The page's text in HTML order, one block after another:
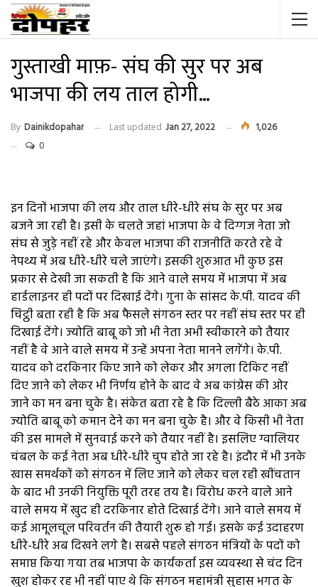
गुस्ताखी माफ़- संघ की सुर पर अब
भाजपा की लय ताल होगी…
By Dainikdopahar Last updated Jan 27, 2022
1,026
0
इन दिनों भाजपा की लय और ताल धीरे-धीरे संघ के सुर पर अब
बजने जा रही है। इसी के चलते जहां भाजपा के वे दिग्गज नेता जो
संघ से जुड़े नहीं रहे और केवल भाजपा की राजनीति करते रहे वे
नेपथ्य में अब धीरे-धीरे चले जाएंगे। इसकी शुरुआत भी कुछ इस
प्रकार से देखी जा सकती है कि आने वाले समय में भाजपा में अब
हार्डलाइनर ही पदों पर दिखाई देंगे। गुना के सांसद के.पी. यादव की
चिट्ठी बता रही है कि अब फैसले संगठन स्तर पर नहीं संघ स्तर पर ही
दिखाई देंगे। ज्योति बाबू को जो भी नेता अभी स्वीकारने को तैयार
नहीं है वे आने वाले समय में उन्हें अपना नेता मानने लगेंगे। के.पी.
यादव को दरकिनार किए जाने को लेकर और अगला टिकिट नहीं
दिए जाने को लेकर भी निर्णय होने के बाद वे अब कांग्रेस की ओर
जाने का मन बना चुके है। संकेत बता रहे है कि दिल्ली बैठे आका अब
ज्योति बाबू को कमान देने का मन बना चुके है। और वे किसी भी नेता
की इस मामले में सुनवाई करने को तैयार नहीं है। इसलिए ग्वालियर
चंबल के कई नेता अब धीरे-धीरे चुप होते जा रहे है। इंदौर में भी उनके
खास समर्थकों को संगठन में लिए जाने को लेकर चल रही खींचतान
के बाद भी उनकी नियुक्ति पूरी तरह तय है। विरोध करने वाले आने
वाले समय में खुद ही दरकिनार होते दिखाई देंगे। आने वाले समय में
कई आमूलचूल परिवर्तन की तैयारी शुरू हो गई। इसके कई उदाहरण
धीरे-धीरे अब दिखने लगे है। सबसे पहले संगठन मंत्रियों के पदों को
समाप्त किया गया तब भाजपा के कार्यकर्ता इस व्यवस्था से चंद दिन
खुश होकर रह भी नहीं पाए थे कि संगठन महामंत्री सुहास भगत के